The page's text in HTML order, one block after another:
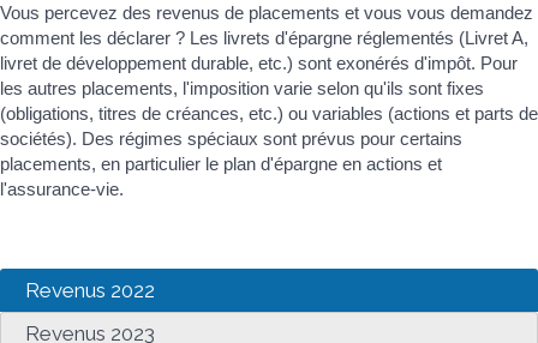
Vous percevez des revenus de placements et vous vous demandez
comment les déclarer ? Les livrets d'épargne réglementés (Livret A,
livret de développement durable, etc.) sont exonérés d'impôt. Pour
les autres placements, l'imposition varie selon qu'ils sont fixes
(obligations, titres de créances, etc.) ou variables (actions et parts de
sociétés). Des régimes spéciaux sont prévus pour certains
placements, en particulier le plan d'épargne en actions et
l'assurance-vie.
Revenus 2022
Revenus 2023